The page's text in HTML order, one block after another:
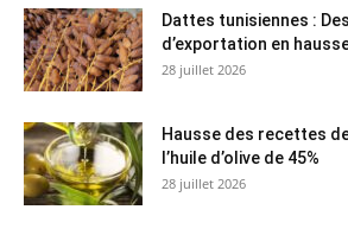
Dattes tunisiennes :
d’exportation en
28 juillet 2026
Hausse des recettes
l’huile d’olive de 45%
28 juillet 2026